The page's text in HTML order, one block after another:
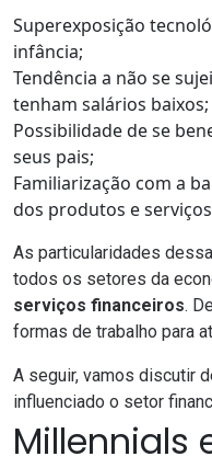
Superexposição
infância;
Tendência a não se
tenham salários baixos;
Possibilidade dese
seus pais;
Familiarização com a
dos produtos e
As particularidades
todos os setores da
serviços financeiros.
formas de trabalho para
A seguir, vamos discutir
influenciado o setor
Millennials